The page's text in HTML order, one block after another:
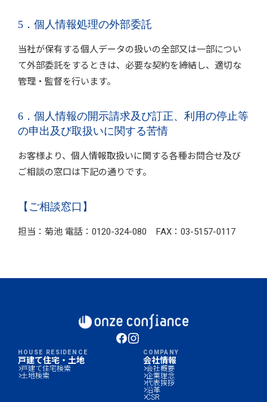
5．個人情報処理の外部委託
当社が保有する個人データの扱いの全部又は一部につい
て外部委託をするときは、必要な契約を締結し、適切な
管理・監督を行います。
6．個人情報の開示請求及び訂正、利用の停止等
の申出及び取扱いに関する苦情
お客様より、個人情報取扱いに関する各種お問合せ及び
ご相談の窓口は下記の通りです。
【ご相談窓口】
担当：菊池 電話：0120-324-080 FAX：03-5157-0117
HOUSE RESIDENCE
戸建て住宅・土地
戸建て住宅検索
土地検索
COMPANY
会社情報
会社概要
企業理念
代表挨拶
沿革
CSR